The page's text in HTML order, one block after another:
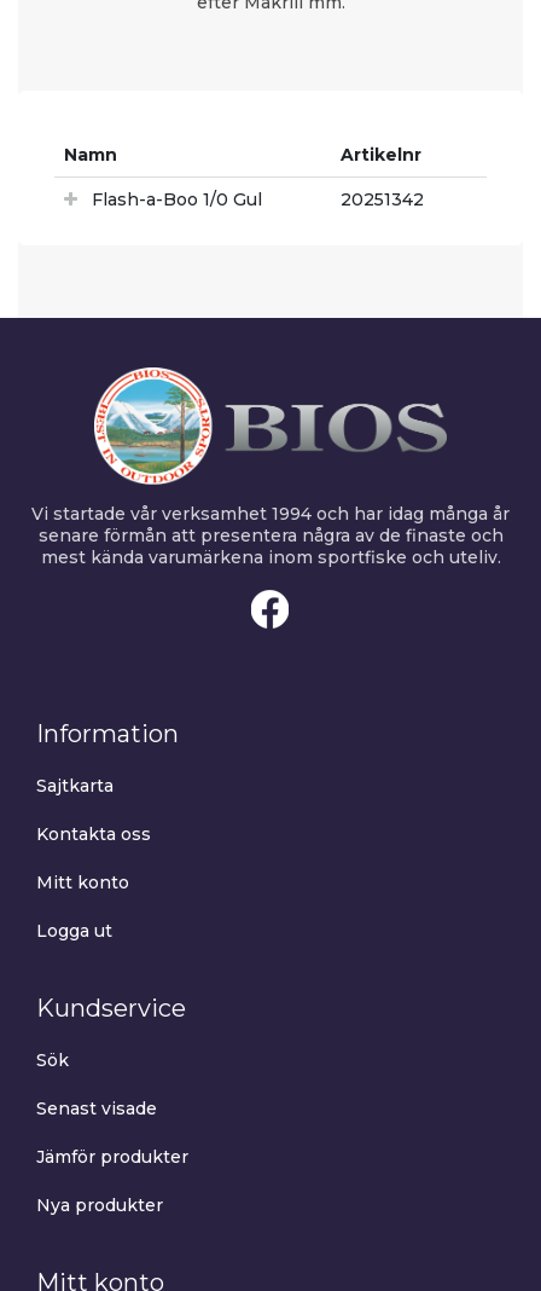
Namn Artikelnr
Flash-a-Boo 1/0 Gul 20251342
Vi startade vår verksamhet 1994 och har idag många år
senare förmån att presentera några av de finaste och
mest kända varumärkena inom sportfiske och uteliv.
Information
Sajtkarta
Kontakta oss
Mitt konto
Logga ut
Kundservice
Sök
Senast visade
Jämför produkter
Nya produkter
Mitt konto